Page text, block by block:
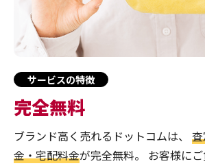
サービスの特徴
完全無料
ブランド高く売れるドットコムは、
金・宅配料金が完全無料。 お客様に